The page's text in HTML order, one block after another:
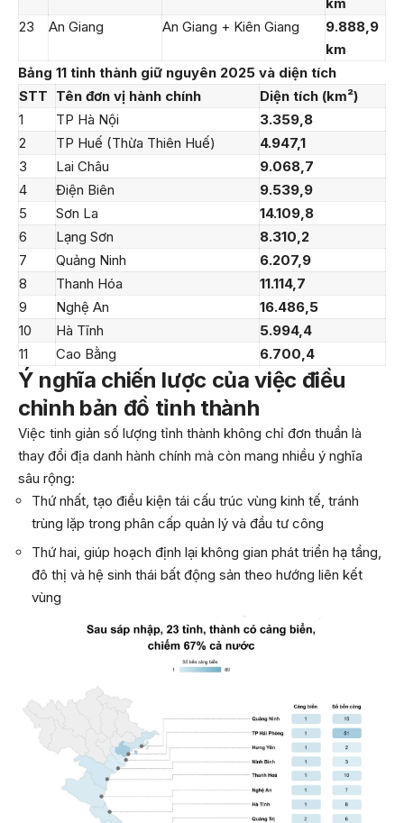
23
An Giang An Giang + Kiên Giang
9.888,9
km
Bảng 11 tỉnh thành giữ nguyên 2025 và diện tích
STT Tên đơn vị hành chính
Diện tích (km²)
1
TP Hà Nội
3.359,8
2
TP Huế (Thừa Thiên Huế)
4.947,1
3
Lai Châu
9.068,7
4
Điện Biên
9.539,9
5
Sơn La
14.109,8
6
Lạng Sơn
8.310,2
7
Quảng Ninh
6.207,9
8
Thanh Hóa
11.114,7
9
Nghệ An
16.486,5
10
Hà Tĩnh
5.994,4
11
Cao Bằng 6.700,4
Ý nghĩa chiến lược của việc điều
chỉnh bản đồ tỉnh thành
Việc tinh giản số lượng tỉnh thành không chỉ đơn thuần là
thay đổi địa danh hành chính mà còn mang nhiều ý nghĩa
sâu rộng:
Thứ nhất, tạo điều kiện tái cấu trúc vùng kinh tế, tránh
trùng lặp trong phân cấp quản lý và đầu tư công
Thứ hai, giúp hoạch định lại không gian phát triển hạ tầng,
đô thị và hệ sinh thái bất động sản theo hướng liên kết
vùng